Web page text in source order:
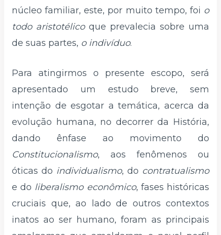
núcleo familiar, este, por muito tempo, foi o
todo aristotélicoque prevalecia sobre uma
de suas partes, o indivíduo.
Para atingirmos o presente escopo, será
apresentado um estudo breve, sem
intenção de esgotar a temática, acerca da
evolução humana, no decorrer da História,
dando ênfase ao movimento do
Constitucionalismo, aos fenômenos ou
óticas do individualismo, do contratualismo
e do liberalismo econômico, fases históricas
cruciais que, ao lado de outros contextos
inatos ao ser humano, foram as principais